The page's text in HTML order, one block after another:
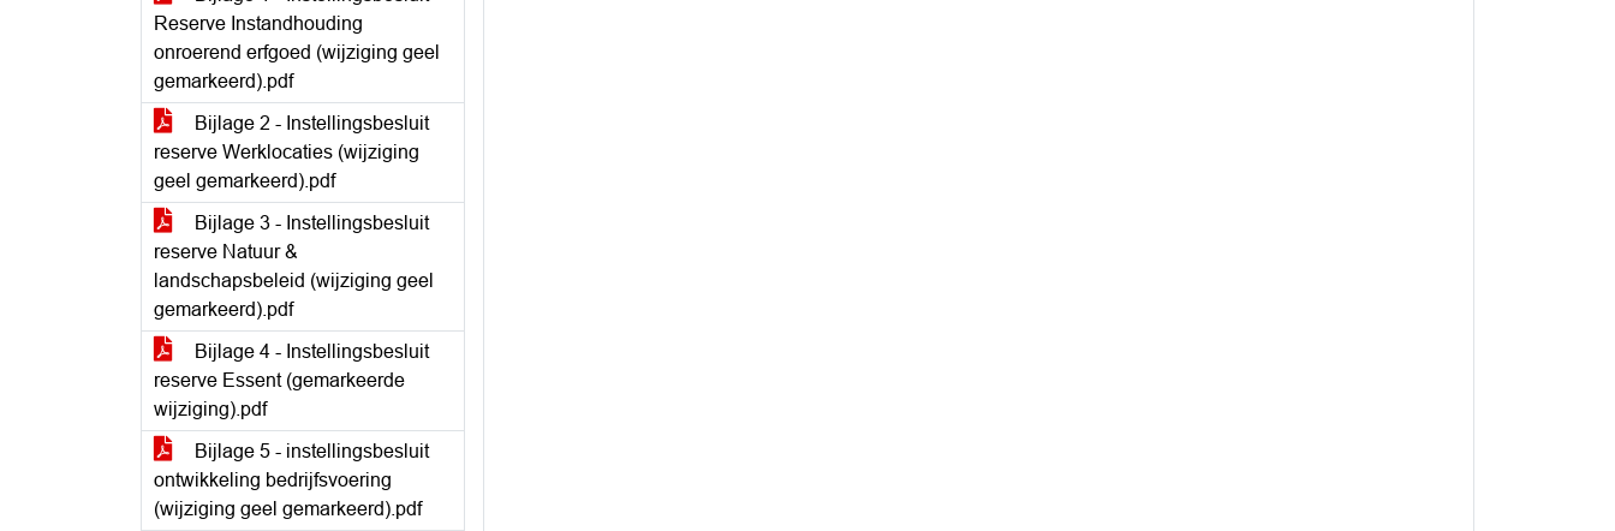
Reserve Instandhouding
onroerend erfgoed (wijziging geel
gemarkeerd).pdf
Bijlage 2 - Instellingsbesluit
reserve Werklocaties (wijziging
geel gemarkeerd).pdf
Bijlage 3 - Instellingsbesluit
reserve Natuur &
landschapsbeleid (wijziging geel
gemarkeerd).pdf
Bijlage 4 - Instellingsbesluit
reserve Essent (gemarkeerde
wijziging).pdf
Bijlage 5 - instellingsbesluit
ontwikkeling bedrijfsvoering
(wijziging geel gemarkeerd).pdf